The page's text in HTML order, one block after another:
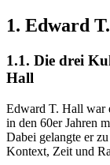
1. Edward
1.1. Die drei
Hall
Edward T. Hall war
in den 60er Jahren
Dabei gelangte er
Kontext, Zeit und